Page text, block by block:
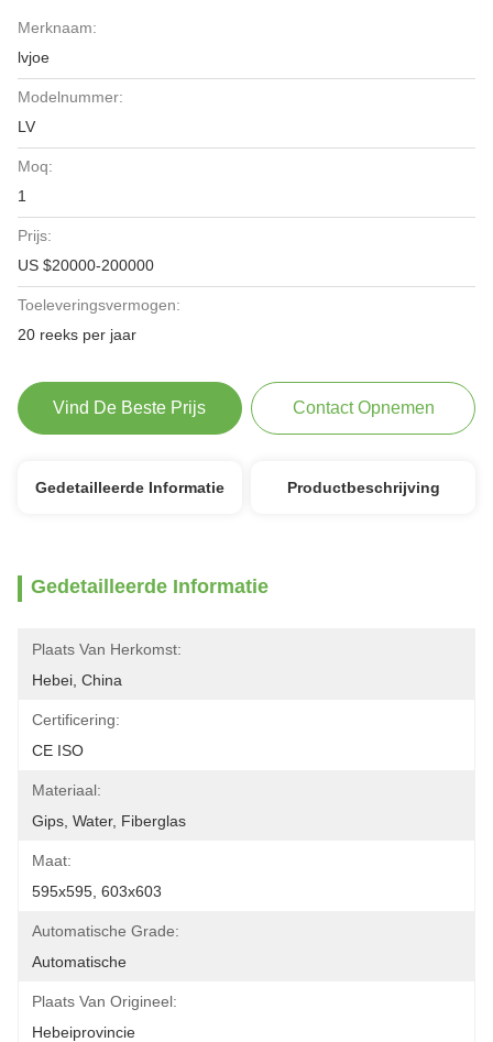
Merknaam:
lvjoe
Modelnummer:
LV
Moq:
1
Prijs:
US $20000-200000
Toeleveringsvermogen:
20 reeks per jaar
Vind De Beste Prijs Contact Opnemen
Gedetailleerde Informatie Productbeschrijving
Gedetailleerde Informatie
Plaats Van Herkomst:
Hebei, China
Certificering:
CE ISO
Materiaal:
Gips, Water, Fiberglas
Maat:
595x595, 603x603
Automatische Grade:
Automatische
Plaats Van Origineel:
Hebeiprovincie